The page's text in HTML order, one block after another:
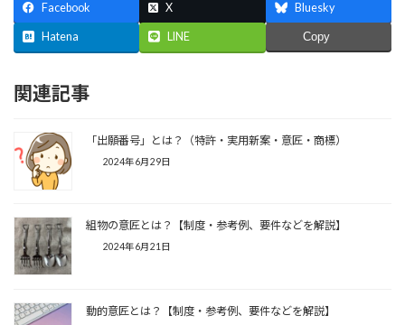
Facebook X Bluesky
Hatena LINE Copy
関連記事
「出願番号」とは？（特許・実用新案・意匠・商標）
2024年6月29日
組物の意匠とは？【制度・参考例、要件などを解説】
2024年6月21日
動的意匠とは？【制度・参考例、要件などを解説】